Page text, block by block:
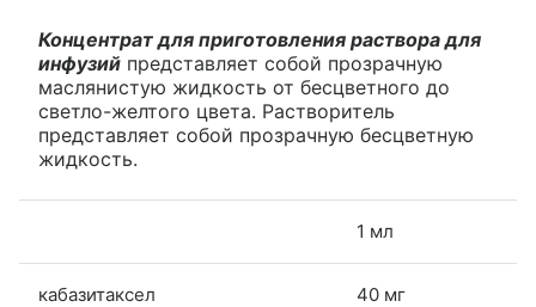
Концентрат для приготовления раствора для
инфузий представляет собой прозрачную
маслянистую жидкость от бесцветного до
светло-желтого цвета. Растворитель
представляет собой прозрачную бесцветную
жидкость.
1 мл
кабазитаксел 40 мг